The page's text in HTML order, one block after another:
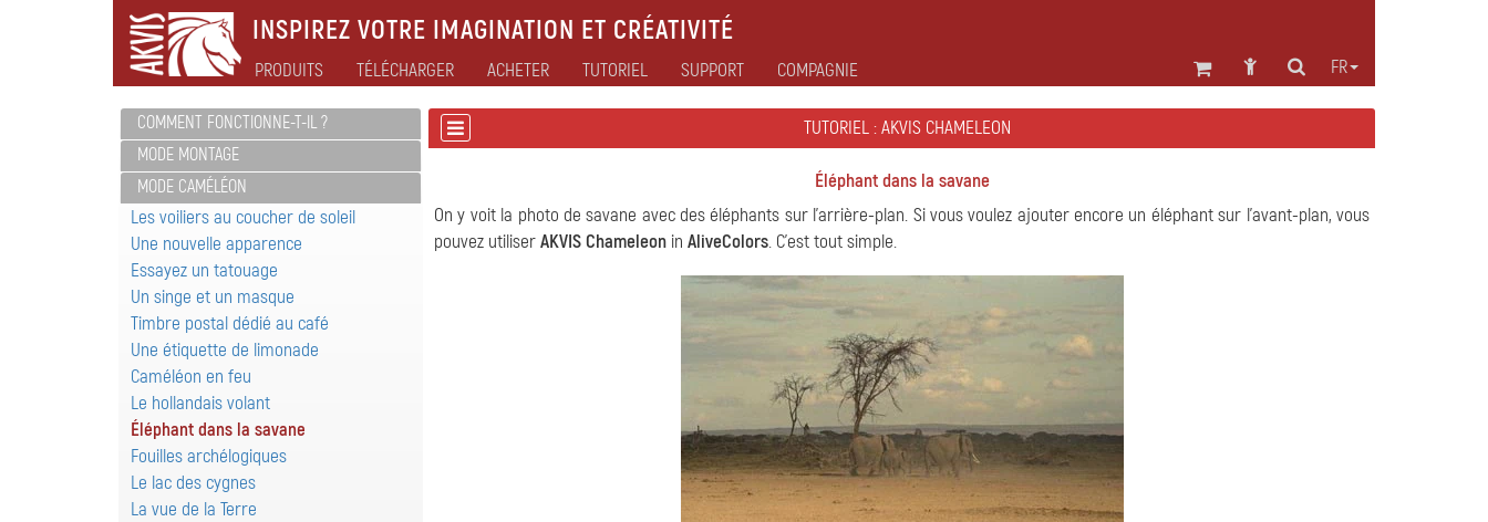
INSPIREZ VOTRE IMAGINATION ET CRÉATIVITÉ
FR
PRODUITS TÉLÉCHARGER ACHETER TUTORIEL SUPPORT COMPAGNIE
COMMENT FONCTIONNE-T-IL ?
MODE MONTAGE
MODE CAMÉLÉON
Les voiliers au coucher de soleil
Une nouvelle apparence
Essayez un tatouage
Un singe et un masque
Timbre postal dédié au café
Une étiquette de limonade
Caméléon en feu
Le hollandais volant
Éléphant dans la savane
Fouilles archélogiques
Le lac des cygnes
La vue de la Terre
TUTORIEL : AKVIS CHAMELEON
Éléphant dans la savane
On y voit la photo de savane avec des éléphants sur l'arrière-plan. Si vous voulez ajouter encore un éléphant sur l'avant-plan, vous
pouvez utiliserAKVIS Chameleon in AliveColors. C'est tout simple.